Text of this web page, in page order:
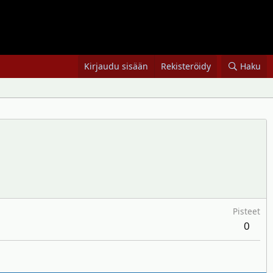
Kirjaudu sisään Rekisteröidy Haku
Pisteet
0